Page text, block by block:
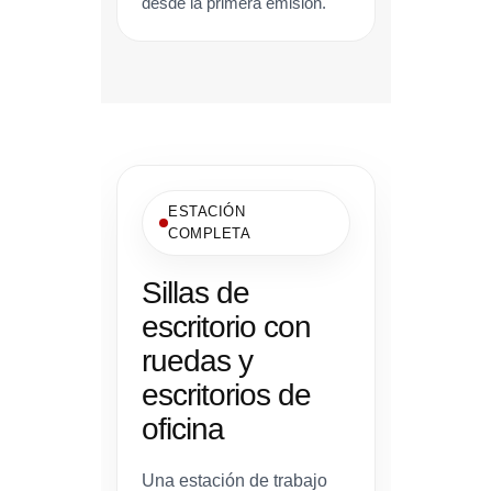
ESTACIÓN
COMPLETA
Sillas de
escritorio con
ruedas y
escritorios de
oficina
Una estación de trabajo